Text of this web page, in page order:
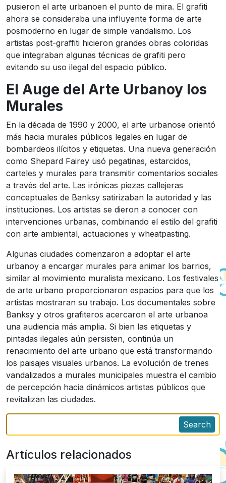
pusieron el arte urbanoen el punto de mira. El grafiti
ahora se consideraba una influyente forma de arte
posmoderno en lugar de simple vandalismo. Los
artistas post-graffiti hicieron grandes obras coloridas
que integraban algunas técnicas de grafiti pero
evitando su uso ilegal del espacio público.
El Auge del Arte Urbanoy los
Murales
En la década de 1990 y 2000, el arte urbanose orientó
más hacia murales públicos legales en lugar de
bombardeos ilícitos y etiquetas. Una nueva generación
como Shepard Fairey usó pegatinas, estarcidos,
carteles y murales para transmitir comentarios sociales
a través del arte. Las irónicas piezas callejeras
conceptuales de Banksy satirizaban la autoridad y las
instituciones. Los artistas se dieron a conocer con
intervenciones urbanas, combinando el estilo del grafiti
con arte ambiental, actuaciones y wheatpasting.
Algunas ciudades comenzaron a adoptar el arte
urbanoy a encargar murales para animar los barrios,
similar al movimiento muralista mexicano. Los festivales
de arte urbano proporcionaron espacios para que los
artistas mostraran su trabajo. Los documentales sobre
Banksy y otros grafiteros acercaron el arte urbanoa
una audiencia más amplia. Si bien las etiquetas y
pintadas ilegales aún persisten, continúa un
renacimiento del arte urbano que está transformando
los paisajes visuales urbanos. La evolución de trenes
vandalizados a murales municipales muestra el cambio
de percepción hacia dinámicos artistas públicos que
revitalizan las ciudades.
Search
Artículos relacionados